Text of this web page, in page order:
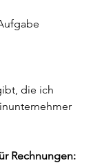
die ich
Rechnungen: